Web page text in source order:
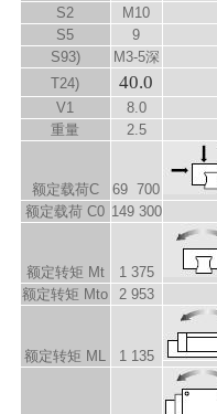
S2
M10
S5
9
S93)
M3-5深
T24) 40.0
V1
8.0
重量
2.5
额定载荷C
69 700
额定载荷 C0 149 300
额定转矩 Mt
1 375
额定转矩 Mto 2 953
额定转矩 M L 1 135